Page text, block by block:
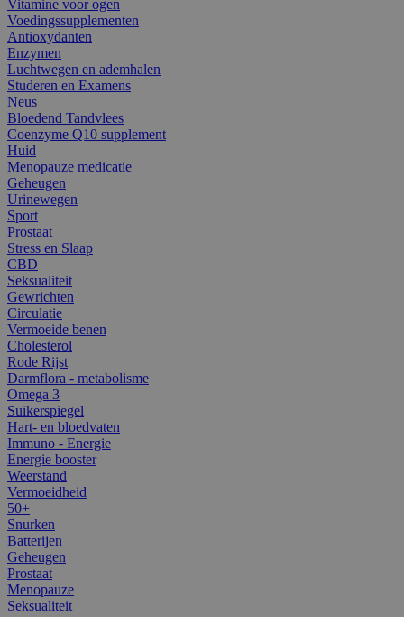
Vitamine voor ogen
Voedingssupplementen
Antioxydanten
Enzymen
Luchtwegen en ademhalen
Studeren en Examens
Neus
Bloedend Tandvlees
Coenzyme Q10 supplement
Huid
Menopauze medicatie
Geheugen
Urinewegen
Sport
Prostaat
Stress en Slaap
CBD
Seksualiteit
Gewrichten
Circulatie
Vermoeide benen
Cholesterol
Rode Rijst
Darmflora - metabolisme
Omega 3
Suikerspiegel
Hart- en bloedvaten
Immuno - Energie
Energie booster
Weerstand
Vermoeidheid
50+
Snurken
Batterijen
Geheugen
Prostaat
Menopauze
Seksualiteit